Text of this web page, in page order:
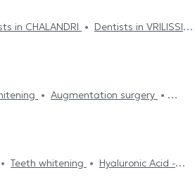
in CHALANDRI
Dentists in VRILISSIA
Dentists in NEA IONIA
Dentists in
Augmentation surgery
Porcelain veneers Braces
Γέφυρα
Teeth whitening
Hyaluronic Acid -